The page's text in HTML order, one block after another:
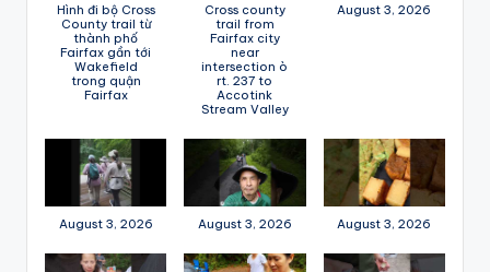
Hình đi bộ Cross
County trail từ
thành phố
Fairfax gần tới
Wakefield
trong quận
Fairfax
Cross county
trail from
Fairfax city
near
intersection ò
rt. 237 to
Accotink
Stream Valley
August 3, 2026
August 3, 2026 August 3, 2026 August 3, 2026